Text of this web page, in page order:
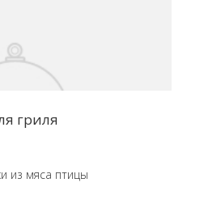
гриля
из мяса птицы